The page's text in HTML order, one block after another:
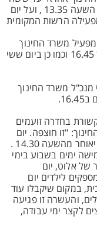
ימי פעילות בשבוע – בימים א-ה מ-8.00 עד השעה 13.35 , ועל יום
בימים א-ה החל מ13.35 ועד 16.45 מפעילה הרשות המקומית
המודל השני: בימים א-ה מ-8.00 עד 14.30 מפעיל משרד החינוך
את המסגרות, ובימים א-ה החל מ14.30 ועד 16.45 וכמו כן ביום ששי
מנכ"ל משרד החינוך
בחדרה זועמים
"זו חוצפה. יום
הלימודים בחופשות מסתיים באופן קבוע לא יאוחר מהשעה 14.30 .
ימים בשבוע בימי
של אלוט, יום
בחדרה מספקים לילדים יום
במקום שיקבלו עוד
והעשרה זו פגיעה
לקצר ימי עבודה,